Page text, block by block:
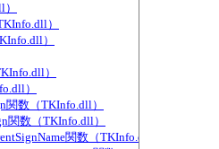
）
）
）
）
関数（TKInfo.dll）
関数（TKInfo.dll）
関数（TKInfo.dll）